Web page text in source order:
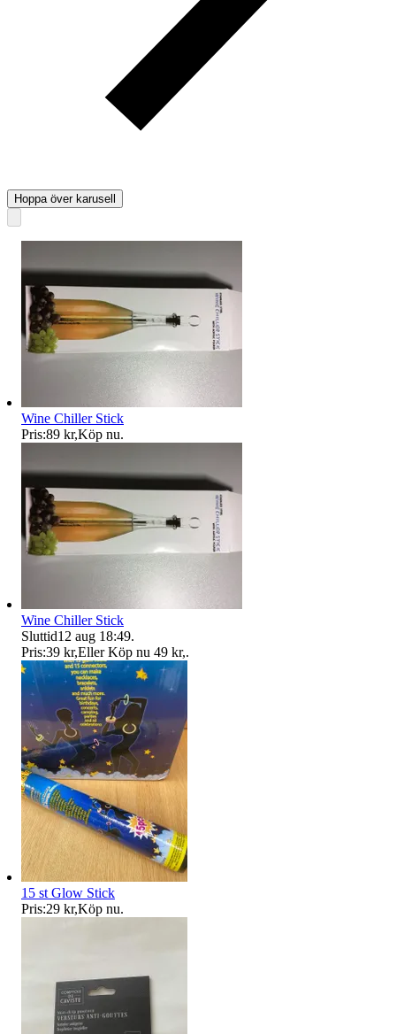
Hoppa över karusell
Wine Chiller Stick
Pris:89 kr,Köp nu.
Wine Chiller Stick
Sluttid12 aug 18:49.
Pris:39 kr,Eller Köp nu 49 kr,.
15 st Glow Stick
Pris:29 kr,Köp nu.